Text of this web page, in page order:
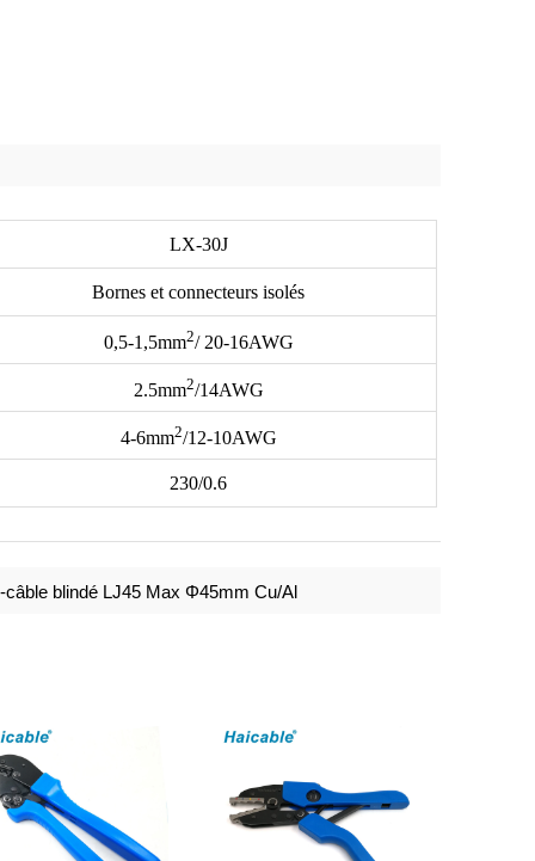
LX-30J
Bornes et connecteurs isolés
0,5-1,5mm2/ 20-16AWG
2.5mm2/14AWG
4-6mm2/12-10AWG
230/0.6
câble blindé LJ45 Max Φ45mm Cu/Al